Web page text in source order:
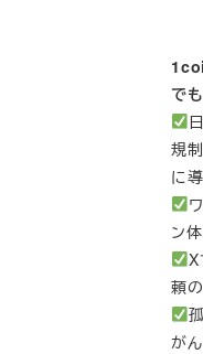
で
規
に
ン
X
頼
が